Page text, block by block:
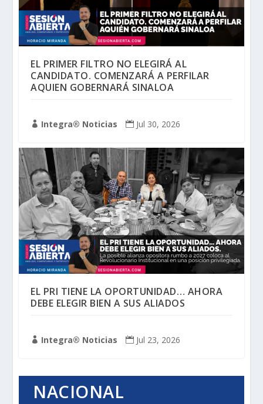
EL PRIMER FILTRO NO ELEGIRÁ AL
CANDIDATO. COMENZARÁ A PERFILAR
AQUIEN GOBERNARÁ SINALOA
 Integra® Noticias  Jul 30, 2026
EL PRI TIENE LA OPORTUNIDAD… AHORA
DEBE ELEGIR BIEN A SUS ALIADOS
 Integra® Noticias  Jul 23, 2026
NACIONAL